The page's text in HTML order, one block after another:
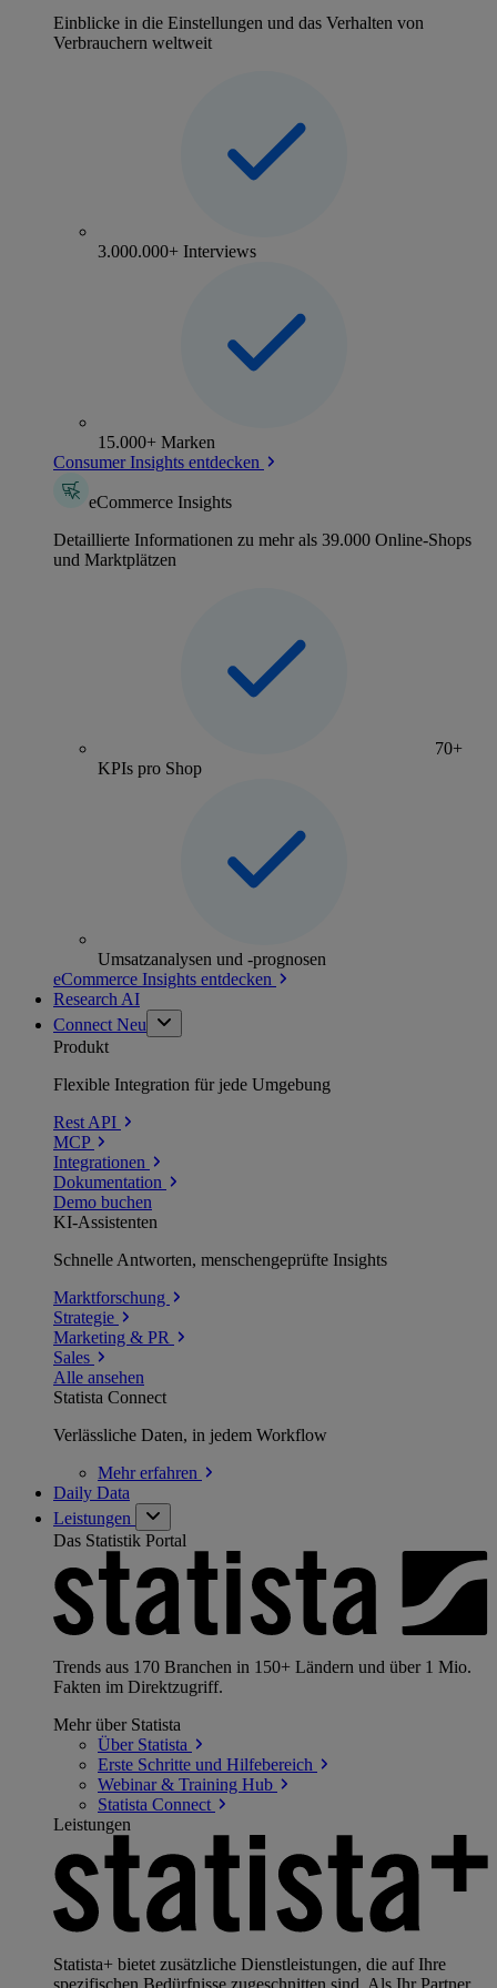
Einblicke in die Einstellungen und das Verhalten von
Verbrauchern weltweit
3.000.000+ Interviews
15.000+ Marken
Consumer Insights entdecken
eCommerce Insights
Detaillierte Informationen zu mehr als 39.000 Online-Shops
und Marktplätzen
70+
KPIs pro Shop
Umsatzanalysen und -prognosen
eCommerce Insights entdecken
Research AI
Connect Neu
Produkt
Flexible Integration für jede Umgebung
Rest API
MCP
Integrationen
Dokumentation
Demo buchen
KI-Assistenten
Schnelle Antworten, menschengeprüfte Insights
Marktforschung
Strategie
Marketing & PR
Sales
Alle ansehen
Statista Connect
Verlässliche Daten, in jedem Workflow
Mehrerfahren
Daily Data
Leistungen
Das Statistik Portal
Trends aus 170 Branchen in 150+ Ländern und über 1 Mio.
Fakten im Direktzugriff.
Mehr über Statista
Über Statista
Erste Schritte und Hilfebereich
Webinar & Training Hub
Statista Connect
Leistungen
Statista+ bietet zusätzliche Dienstleistungen, die auf Ihre
spezifischen Bedürfnisse zugeschnitten sind. Als Ihr Partner